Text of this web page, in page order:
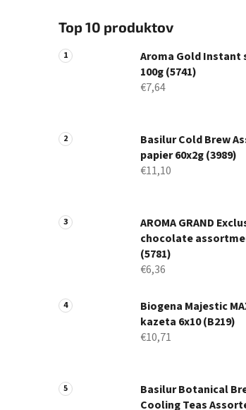
Top 10 produktov
Aroma Gold Instant
100g (5741)
€7,64
Basilur Cold Brew
papier 60x2g (3989)
€11,10
AROMA GRAND
chocolate
(5781)
€6,36
Biogena Majestic
kazeta 6x10 (B219)
€10,71
Basilur Botanical
Cooling Teas